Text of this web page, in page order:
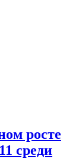
росте
среди